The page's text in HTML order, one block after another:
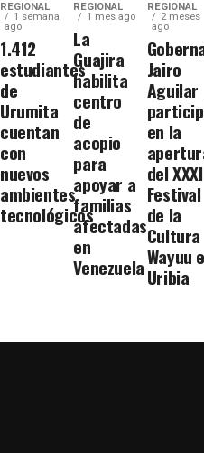
REGIONAL
1 semana
ago
1.412
estudiantes
de
Urumita
cuentan
con
nuevos
ambientes
tecnológicos
REGIONAL
1 mes ago
La
Guajira
habilita
centro
de
acopio
para
apoyar a
familias
afectadas
en
Venezuela
REGIONAL
2 meses
ago
Jairo
Aguilar
en la
del XXXI
Festival
de la
Cultura
Wayuu
Uribia